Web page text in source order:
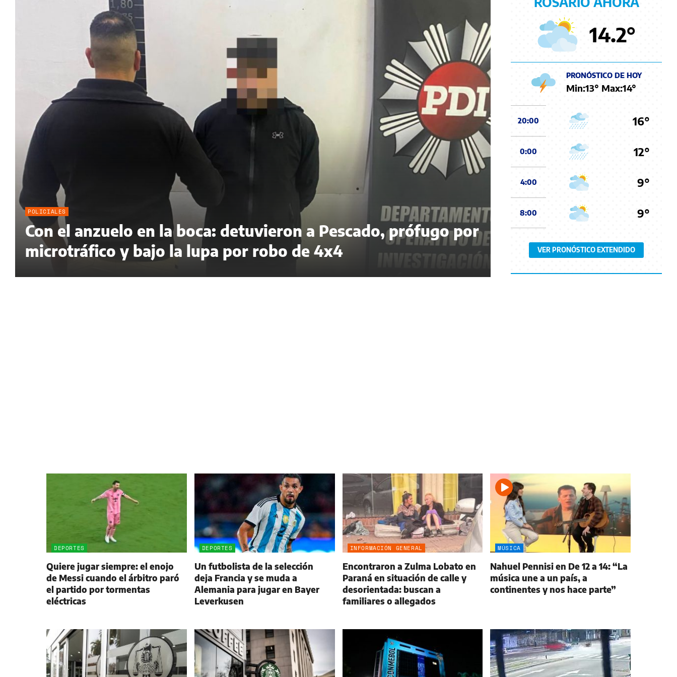
POLICIALES
Con el anzuelo en la boca: detuvieron a Pescado, prófugo por
microtráfico y bajo la lupa por robo de 4x4
14.2°
PRONÓSTICO DE HOY
Min:13° Max:14°
20:00 16°
0:00 12°
4:00 9°
8:00 9°
VER PRONÓSTICO EXTENDIDO
DEPORTES
Quiere jugar siempre: el enojo
de Messi cuando el árbitro paró
el partido por tormentas
eléctricas
DEPORTES
Un futbolista de la selección
deja Francia y se muda a
Alemania para jugar en Bayer
Leverkusen
INFORMACIÓN GENERAL
Encontraron a Zulma Lobato en
Paraná en situación de calle y
desorientada: buscan a
familiares o allegados
MÚSICA
Nahuel Pennisi en De 12 a 14: “La
música une a un país, a
continentes y nos hace parte”